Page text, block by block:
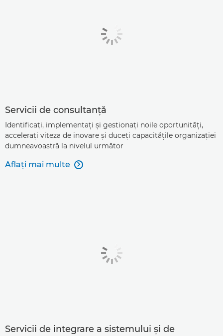
Servicii de consultanţă
Identificaţi, implementaţi şi gestionaţi noile oportunităţi,
acceleraţi viteza de inovare şi duceţi capacităţile organizaţiei
dumneavoastră la nivelul următor
Aflaţi mai multe 
Servicii de integrare a sistemului şi de